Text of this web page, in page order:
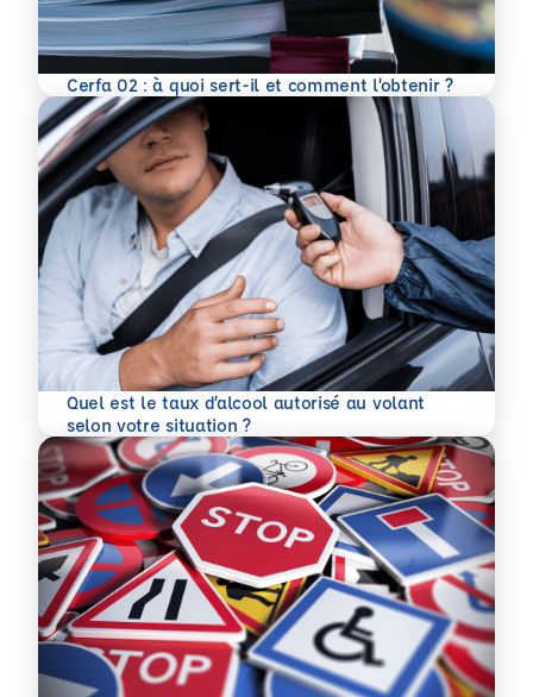
Cerfa 02 : à quoi sert-il et comment l’obtenir ?
En savoir plus
Quel est le taux d’alcool autorisé au volant
selon votre situation ?
En savoir plus